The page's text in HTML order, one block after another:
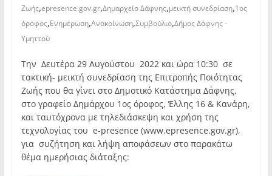
Ζωής,epresence.gov.gr,Δημαρχείο Δάφνης,μεικτή συνεδρίαση,1ος
όροφος,Ενημέρωση,Ανακοίνωση,Συμβούλιο,Δήμος Δάφνης -
Υμηττού
Την Δευτέρα 29 Αυγούστου 2022 και ώρα 10:30 σε
τακτική- μεικτή συνεδρίαση της Επιτροπής Ποιότητας
Ζωής που θα γίνει στο Δημοτικό Κατάστημα Δάφνης,
στο γραφείο Δημάρχου 1ος όροφος, Έλλης 16 & Κανάρη,
και ταυτόχρονα με τηλεδιάσκεψη και χρήση της
τεχνολογίας του e-presence (www.epresence.gov.gr),
για συζήτηση και λήψη αποφάσεων στο παρακάτω
θέμα ημερήσιας διάταξης: